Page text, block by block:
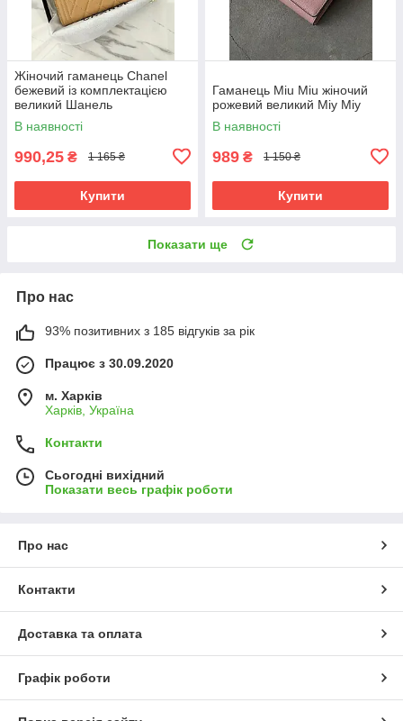
Жіночий гаманець Chanel
бежевий із комплектацією
великий Шанель
В наявності
990,25 ₴ 1 165 ₴
Купити
Гаманець Miu Miu жіночий
рожевий великий Міу Міу
В наявності
989 ₴ 1 150 ₴
Купити
Показати ще
Про нас
93% позитивних з 185 відгуків за рік
Працює з 30.09.2020
м. Харків
Харків, Україна
Контакти
Сьогодні вихідний
Показати весь графік роботи
Про нас
Контакти
Доставка та оплата
Графік роботи